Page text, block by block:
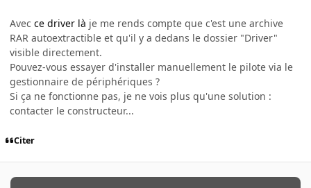
Avec ce driver là je me rends compte que c'est une archive
RAR autoextractible et qu'il y a dedans le dossier "Driver"
visible directement.
Pouvez-vous essayer d'installer manuellement le pilote via le
gestionnaire de périphériques ?
Si ça ne fonctionne pas, je ne vois plus qu'une solution :
contacter le constructeur...
Citer